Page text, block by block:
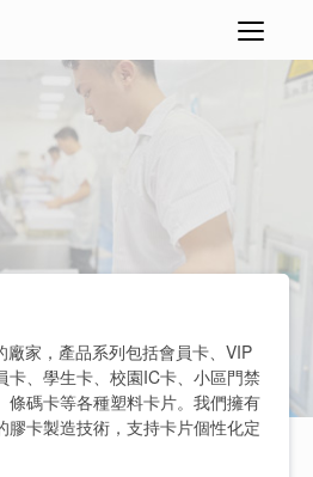
廠家，產品系列包括會員卡、VIP
卡、學生卡、校園IC卡、小區門禁
條碼卡等各種塑料卡片。我們擁有
膠卡製造技術，支持卡片個性化定